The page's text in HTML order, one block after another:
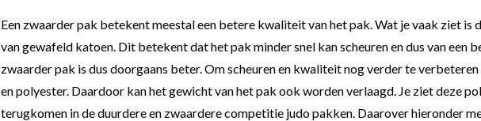
Een zwaarder pak betekent meestal een betere kwaliteit van het pak. Wat je vaak ziet is
van gewafeld katoen. Dit betekent dat het pak minder snel kan scheuren en dus van een
zwaarder pak is dus doorgaans beter. Om scheuren en kwaliteit nog verder te
en polyester. Daardoor kan het gewicht van het pak ook worden verlaagd. Je ziet deze
terugkomen in de duurdere en zwaardere competitie judo pakken. Daarover hieronder